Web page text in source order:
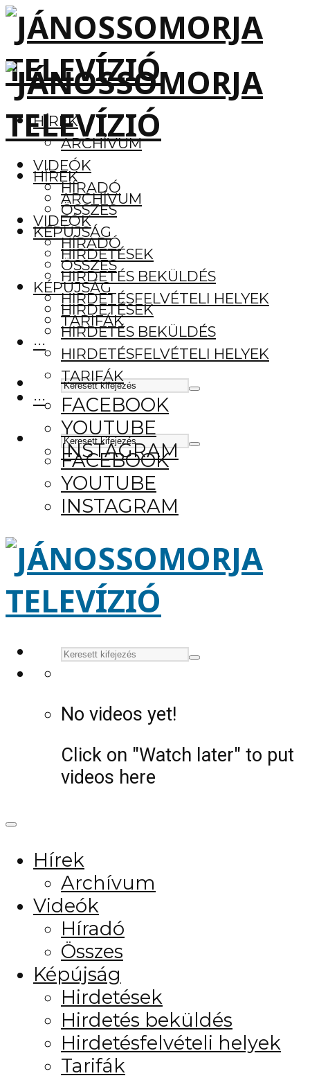
HÍREK
ARCHÍVUM
VIDEÓK
HÍRADÓ
ÖSSZES
KÉPÚJSÁG
HIRDETÉSEK
HIRDETÉS BEKÜLDÉS
HIRDETÉSFELVÉTELI HELYEK
TARIFÁK
···
FACEBOOK
YOUTUBE
INSTAGRAM
HÍREK
ARCHÍVUM
VIDEÓK
HÍRADÓ
ÖSSZES
KÉPÚJSÁG
HIRDETÉSEK
HIRDETÉS BEKÜLDÉS
HIRDETÉSFELVÉTELI HELYEK
TARIFÁK
···
FACEBOOK
YOUTUBE
INSTAGRAM
No videos yet!
Click on "Watch later" to put
videos here
Hírek
Archívum
Videók
Híradó
Összes
Képújság
Hirdetések
Hirdetés beküldés
Hirdetésfelvételi helyek
Tarifák